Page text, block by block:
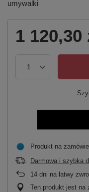
umywalki
1 120,30
Produkt na
Darmowa i szybka
14 dni na łatwy
Ten produkt jest na